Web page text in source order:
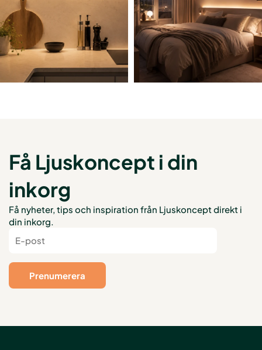
Få Ljuskoncept i din
inkorg
Få nyheter, tips och inspiration från Ljuskoncept direkt i
din inkorg.